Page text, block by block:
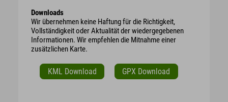
Downloads
Wir übernehmen keine Haftung für die Richtigkeit,
Vollständigkeit oder Aktualität der wiedergegebenen
Informationen. Wir empfehlen die Mitnahme einer
zusätzlichen Karte.
KML Download GPX Download